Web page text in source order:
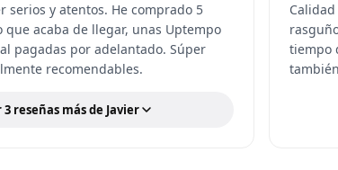
serios y atentos. He comprado 5
que acaba de llegar, unas Uptempo
pagadas por adelantado. Súper
recomendables.
3 reseñas más de Javier
tiempo